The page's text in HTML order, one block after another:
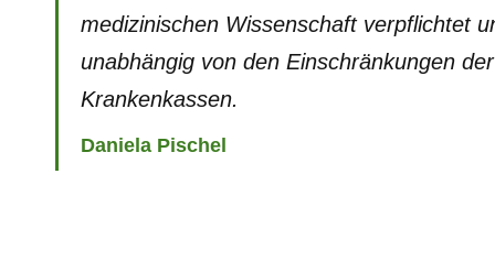
medizinischen Wissenschaft verpflichtet
unabhängig von den Einschränkungen
Krankenkassen.
Daniela Pischel